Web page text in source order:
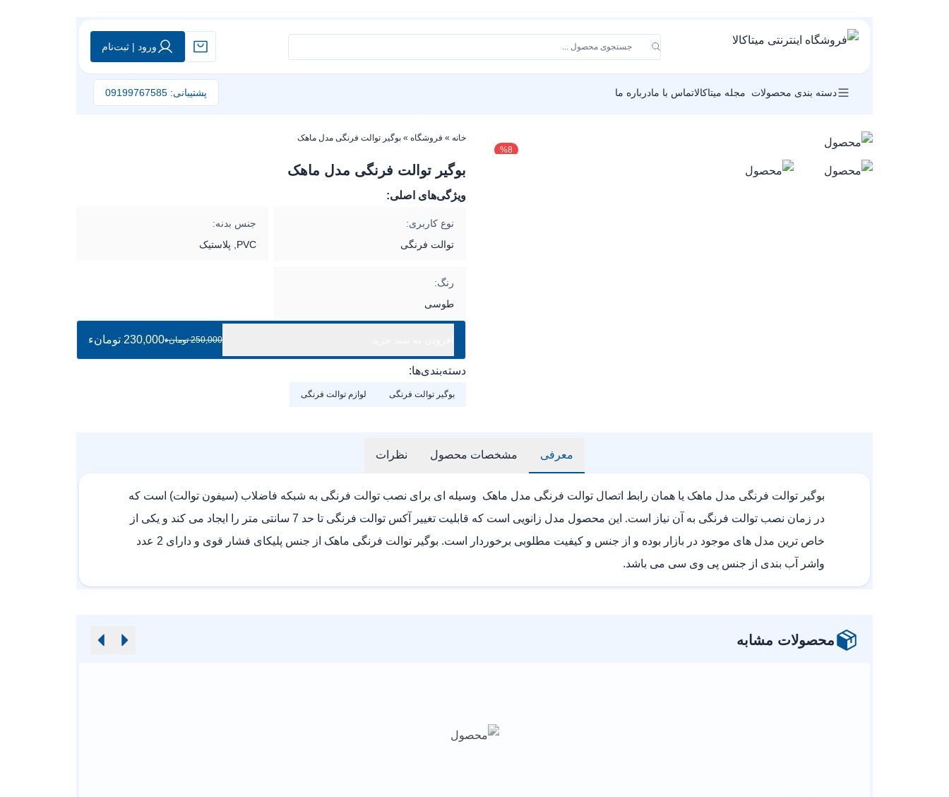
ورود | ثبت‌نام
دسته بندی محصولات مجله میتاکالاتماس با مادرباره ما پشتیبانی: 09199767585
8
%
خانه » فروشگاه » بوگیر توالت فرنگی مدل ماهک
بوگیر توالت فرنگی مدل ماهک
ویژگی‌های اصلی:
نوع کاربری:
توالت فرنگی
جنس بدنه:
PVC, پلاستیک
رنگ:
طوسی
250,000 تومانء 230,000 تومانء
دسته‌بندی‌ها:
بوگیر توالت فرنگی لوازم توالت فرنگی
معرفی مشخصات محصول نظرات
بوگیر توالت فرنگی مدل ماهک یا همان رابط اتصال توالت فرنگی مدل ماهک وسیله ای برای نصب توالت فرنگی به شبکه فاضلاب (سیفون توالت) است که
در زمان نصب توالت فرنگی به آن نیاز است. این محصول مدل زانویی است که قابلیت تغییر آکس توالت فرنگی تا حد 7 سانتی متر را ایجاد می کند و یکی از
خاص ترین مدل های موجود در بازار بوده و از جنس و کیفیت مطلوبی برخوردار است. بوگیر توالت فرنگی ماهک از جنس پلیکای فشار قوی و دارای 2 عدد
واشر آب بندی از جنس پی وی سی می باشد.
محصولات مشابه